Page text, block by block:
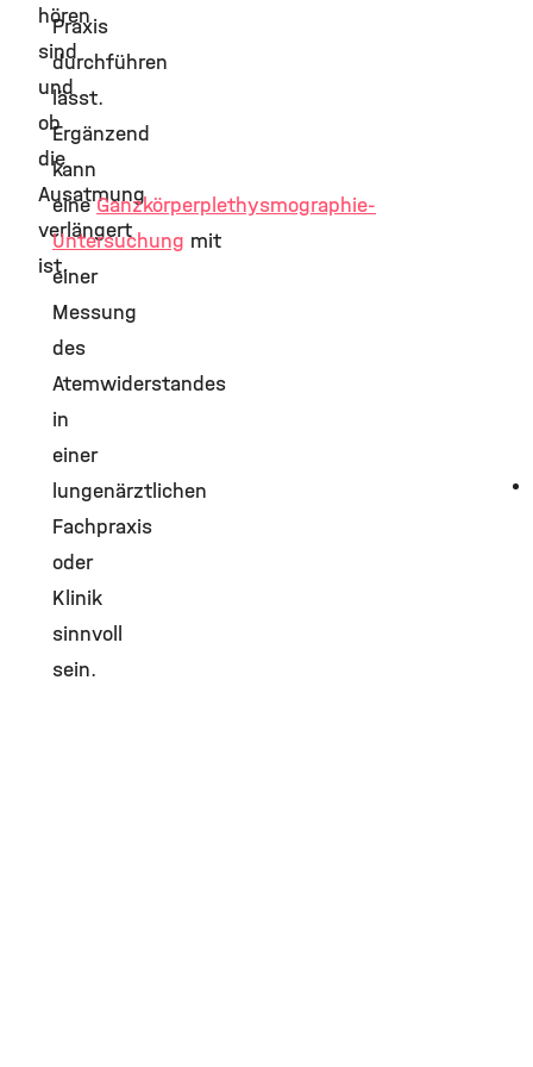
hören
sind
und
ob
die
Ausatmung
verlängert
ist.
Praxis
durchführen
lässt.
Ergänzend
kann
eineGanzkörperplethysmographie-
Untersuchung mit
einer
Messung
des
Atemwiderstandes
in
einer
lungenärztlichen
Fachpraxis
oder
Klinik
sinnvoll
sein.